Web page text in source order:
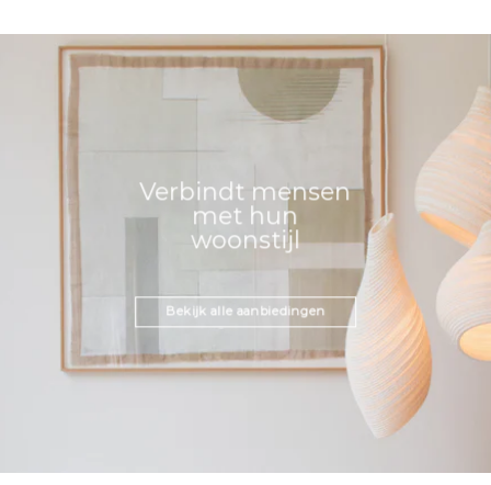
Verbindt mensen
met hun
woonstijl
Bekijk alle aanbiedingen